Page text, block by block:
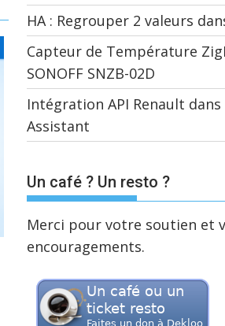
HA : Regrouper 2 valeurs
Capteur de Température
SONOFF SNZB-02D
Intégration API Renault dans
Assistant
Un café ? Un resto ?
Merci pour votre soutien et
encouragements.